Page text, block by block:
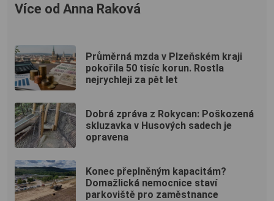
Více od Anna Raková
Průměrná mzda v Plzeňském kraji
pokořila 50 tisíc korun. Rostla
nejrychleji za pět let
Dobrá zpráva z Rokycan: Poškozená
skluzavka v Husových sadech je
opravena
Konec přeplněným kapacitám?
Domažlická nemocnice staví
parkoviště pro zaměstnance